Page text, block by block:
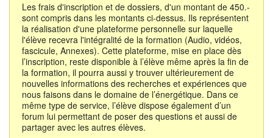
Les frais d'inscription et de dossiers, d'un montant de 450.-
sont compris dans les montants ci-dessus. Ils représentent
la réalisation d'une plateforme personnelle sur laquelle
l'élève recevra l'intégralité de la formation (Audio, vidéos,
fascicule, Annexes). Cette plateforme, mise en place dès
l’inscription, reste disponible à l’élève même après la fin de
la formation, il pourra aussi y trouver ultérieurement de
nouvelles informations des recherches et expériences que
nous faisons dans le domaine de l’énergétique. Dans ce
même type de service, l’élève dispose également d’un
forum lui permettant de poser des questions et aussi de
partager avec les autres élèves.